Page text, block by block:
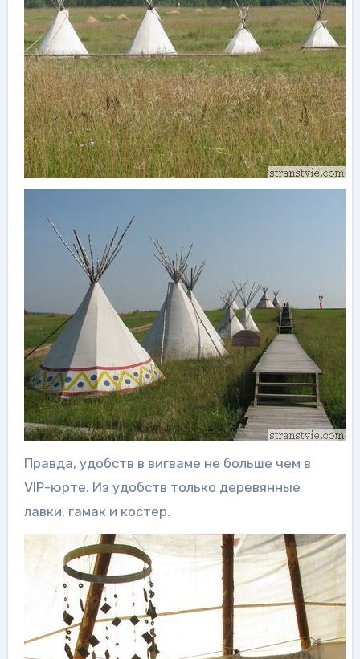
Правда, удобств в вигваме не больше чем в
VIP-юрте. Из удобств только деревянные
лавки, гамак и костер.